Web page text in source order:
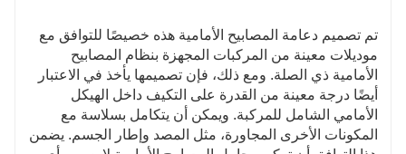
تم تصميم دعامة المصابيح الأمامية هذه خصيصًا للتوافق مع
موديلات معينة من المركبات المجهزة بنظام المصابيح
الأمامية ذي الصلة. ومع ذلك، فإن تصميمها يأخذ في الاعتبار
أيضًا درجة معينة من القدرة على التكيف داخل الهيكل
الأمامي الشامل للمركبة. ويمكن أن يتكامل بسلاسة مع
المكونات الأخرى المجاورة، مثل المصد وإطار الجسم. يضمن